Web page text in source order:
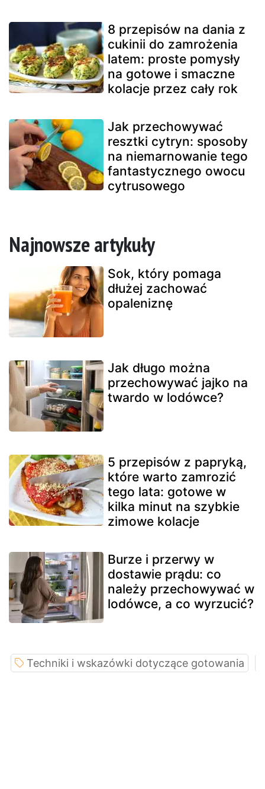
8 przepisów na dania z
cukinii do zamrożenia
latem: proste pomysły
na gotowe i smaczne
kolacje przez cały rok
Jak przechowywać
resztki cytryn: sposoby
na niemarnowanie tego
fantastycznego owocu
cytrusowego
Najnowsze artykuły
Sok, który pomaga
dłużej zachować
opaleniznę
Jak długo można
przechowywać jajko na
twardo w lodówce?
5 przepisów z papryką,
które warto zamrozić
tego lata: gotowe w
kilka minut na szybkie
zimowe kolacje
Burze i przerwy w
dostawie prądu: co
należy przechowywać w
lodówce, a co wyrzucić?
Techniki i wskazówki dotyczące gotowania